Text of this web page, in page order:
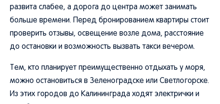
развита слабее, а дорога до центра может занимать
больше времени. Перед бронированием квартиры стоит
проверить отзывы, освещение возле дома, расстояние
до остановки и возможность вызвать такси вечером.
Тем, кто планирует преимущественно отдыхать у моря,
можно остановиться в Зеленоградске или Светлогорске.
Из этих городов до Калининграда ходят электрички и